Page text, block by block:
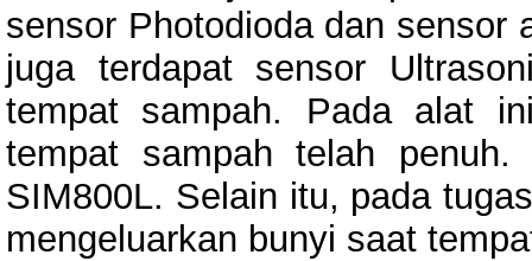
sensor Photodioda dan sensor
juga terdapat sensor
tempat sampah. Pada alat
tempat sampah telah penuh.
SIM800L. Selain itu, pada
mengeluarkan bunyi saat